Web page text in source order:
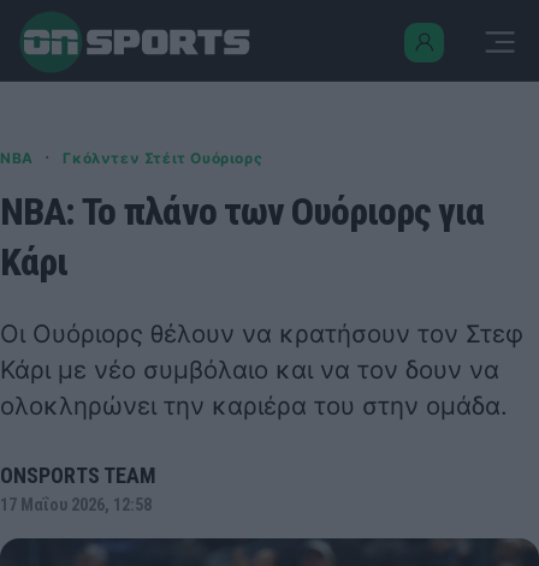
NBA · Γκόλντεν Στέιτ Ουόριορς
NBA: Το πλάνο των Ουόριορς για
Κάρι
Οι Ουόριορς θέλουν να κρατήσουν τον Στεφ
Κάρι με νέο συμβόλαιο και να τον δουν να
ολοκληρώνει την καριέρα του στην ομάδα.
ONSPORTS TEAM
17 Μαΐου 2026, 12:58